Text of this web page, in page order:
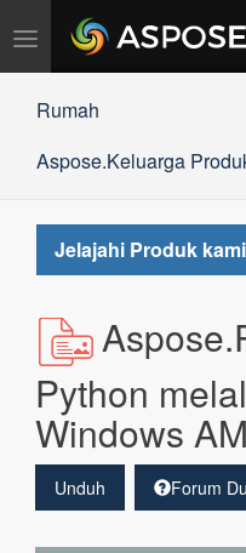
Alihkan
navigasi
Rumah
Aspose.Keluarga
Jelajahi Produk kami
Python
Windows
Unduh Forum